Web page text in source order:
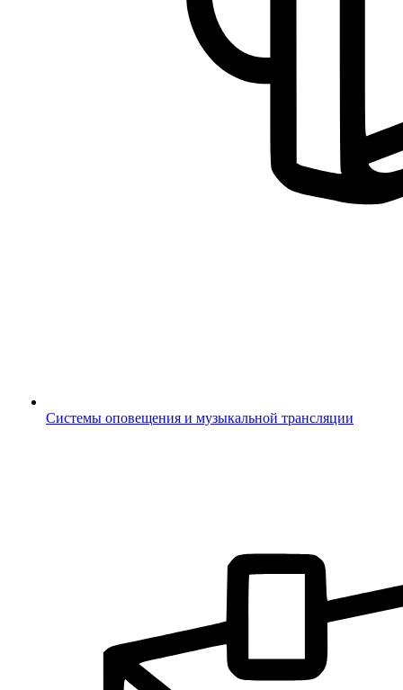
Системы оповещения и музыкальной трансляции